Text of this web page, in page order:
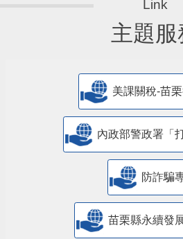
主題服
美課關稅-苗
內政部警政署「
防詐騙
苗栗縣永續發